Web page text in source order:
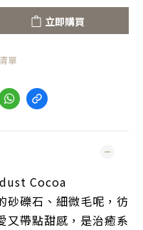
立即購買
單
Cocoa
砂礫石、細微毛呢，彷
又帶點甜感，是治癒系